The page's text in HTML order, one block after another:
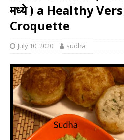
मध्ये ) a Healthy
Croquette
July 10, 2020 sudha